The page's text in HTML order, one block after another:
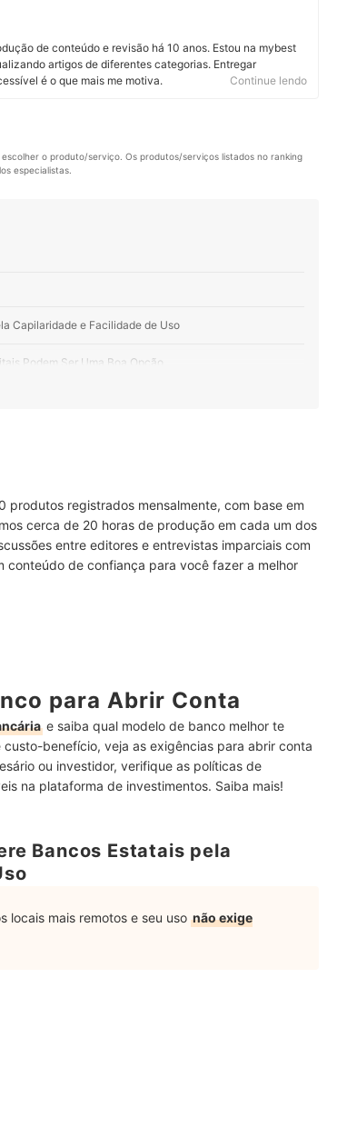
certificado. É co-autor do livro “ESG - Pilares da
e pesquisador de investimento sustentável, ESG e
financeiro na Fort Capital e professor e coordenador da
nos cursos de MBA. Conheça mais sobre o Paulo no
de conteúdo e revisão há 10 anos. Estou na mybest
artigos de diferentes categorias. Entregar
é o que mais me motiva.
Continue lendo
o produto/serviço. Os produtos/serviços listados no ranking
especialistas.
Capilaridade e Facilidade de Uso
Podem Ser Uma Boa Opção
registrados mensalmente, com base em
cerca de 20 horas de produção em cada um dos
entre editores e entrevistas imparciais com
conteúdo de confiança para você fazer a melhor
para Abrir Conta
e saiba qual modelo de banco melhor te
benefício, veja as exigências para abrir conta
ou investidor, verifique as políticas de
na plataforma de investimentos. Saiba mais!
Bancos Estatais pela
locais mais remotos e seu uso não exige